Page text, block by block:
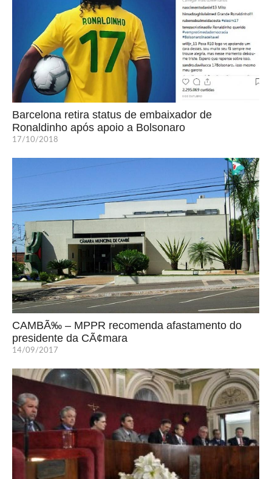
Barcelona retira status de embaixador de
Ronaldinho após apoio a Bolsonaro
17/10/2018
CAMBÃ‰ – MPPR recomenda afastamento do
presidente da CÃ¢mara
14/09/2017